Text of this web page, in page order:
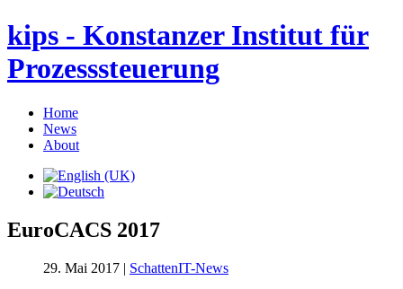
kips - Konstanzer Institut für
Prozesssteuerung
Home
News
About
EuroCACS 2017
29. Mai 2017 | SchattenIT-News